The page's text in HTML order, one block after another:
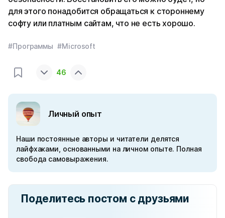
для этого понадобится обращаться к стороннему
софту или платным сайтам, что не есть хорошо.
#Программы #Microsoft
46
Личный опыт
Наши постоянные авторы и читатели делятся
лайфхаками, основанными на личном опыте. Полная
свобода самовыражения.
Поделитесь постом с друзьями